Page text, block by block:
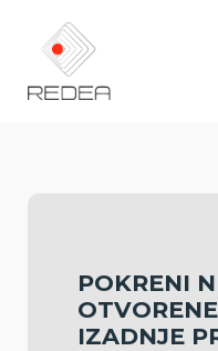
POKRENI
IZADNJE